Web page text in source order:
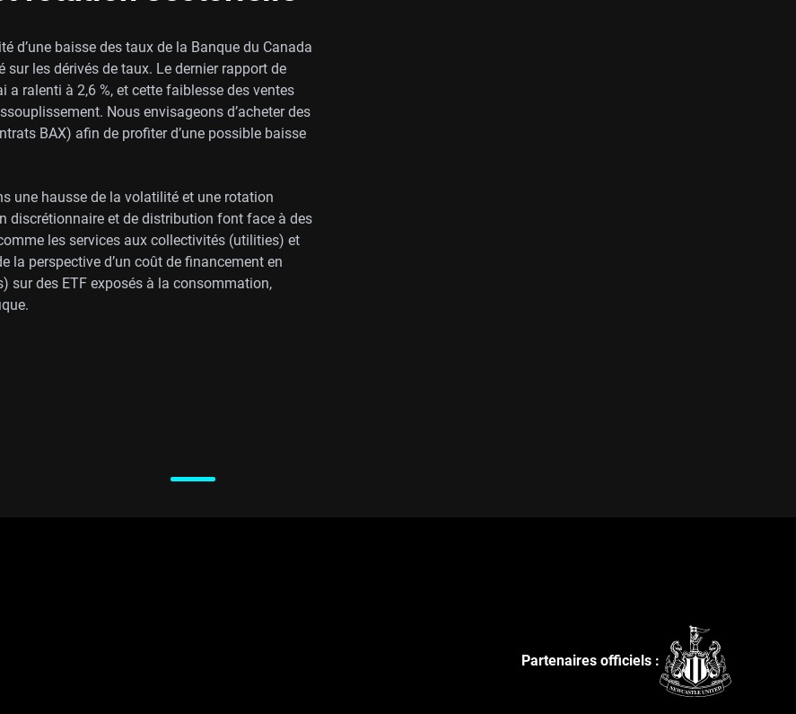
d’une baisse des taux de la Banque du Canada
sur les dérivés de taux. Le dernier rapport de
ralenti à 2,6 %, et cette faiblesse des ventes
Nous envisageons d’acheter des
BAX) afin de profiter d’une possible baisse
une hausse de la volatilité et une rotation
discrétionnaire et de distribution font face à des
les services aux collectivités (utilities) et
la perspective d’un coût de financement en
sur des ETF exposés à la consommation,
Partenaires officiels :